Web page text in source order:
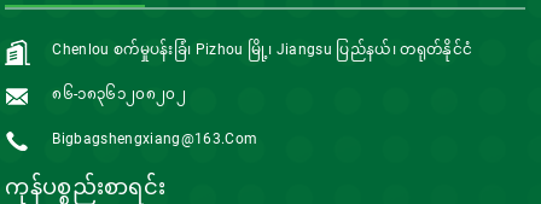
Chenlou စက်မှုပန်းခြံ၊ Pizhou မြို့၊ Jiangsu ပြည်နယ်၊ တရုတ်နိုင်ငံ
၈၆-၁၈၃၆၁၂၀၈၂၀၂
Bigbagshengxiang@163.com
ကုန်ပစ္စည်းစာရင်း